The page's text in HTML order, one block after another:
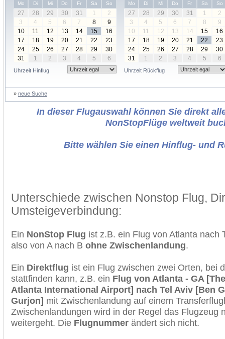
Mo
Di Mi Do Fr Sa So
27 28 29 30 31 1
2
3
4 5 6 7 8
9
10
11 12 13 14 15
16
17
18 19 20 21 22
23
24
25 26 27 28 29
30
31
1 2 3 4 5 6
Uhrzeit Hinflug
Mo
Di Mi Do Fr Sa So
27 28 29 30 31 1
2
3
4 5 6 7 8
9
10
11 12 13 14 15
16
17
18 19 20 21 22
23
24
25 26 27 28 29
30
31
1 2 3 4 5 6
Uhrzeit Rückflug
» neue Suche
In dieser Flugauswahl können Sie direkt
NonStopFlüge weltweit
Bitte wählen Sie einen Hinflug- und
Unterschiede zwischen Nonstop Flug,
Umsteigeverbindung:
Ein NonStop Flug ist z.B. ein Flug von Atlanta nach
also von A nach B ohne Zwischenlandung.
Ein Direktflug ist ein Flug zwischen zwei Orten, bei
stattfinden kann, z.B. ein Flug von Atlanta - GA
Atlanta International Airport] nach Tel Aviv [Ben
Gurjon] mit Zwischenlandung auf einem
Zwischenlandungen wird in der Regel das Flugzeug
weitergeht. Die Flugnummer ändert sich nicht.